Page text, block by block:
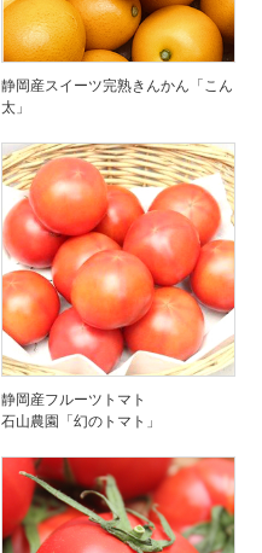
静岡産スイーツ完熟きんかん「こん
太」
静岡産フルーツトマト
石山農園「幻のトマト」